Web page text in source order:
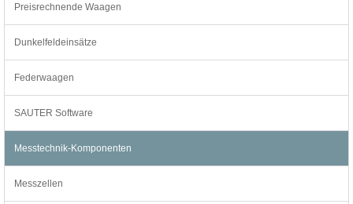
Preisrechnende Waagen
Dunkelfeldeinsätze
Federwaagen
SAUTER Software
Messtechnik-Komponenten
Messzellen